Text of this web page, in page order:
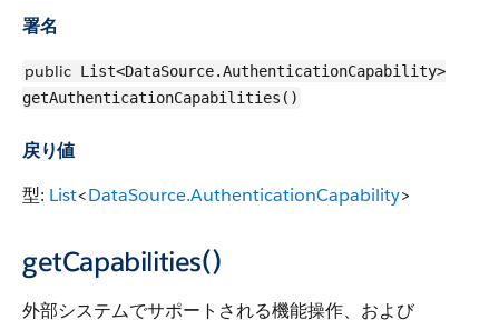
署名
public List<DataSource.AuthenticationCapability>
getAuthenticationCapabilities()
戻り値
型: List<DataSource.AuthenticationCapability>
getCapabilities()
外部システムでサポートされる機能操作、および